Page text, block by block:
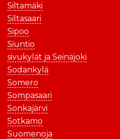
Siltamäki
Siltasaari
Sipoo
Siuntio
sivukylät ja Seinäjoki
Sodankylä
Somero
Sompasaari
Sonkajärvi
Sotkamo
Suomenoja